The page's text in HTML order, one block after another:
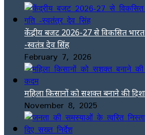
केंद्रीय बजट 2026-27 से विकसित
-स्वतंत्र देव सिंह
February 7, 2026
महिला किसानों को सशक्त बनाने की
November 8, 2025